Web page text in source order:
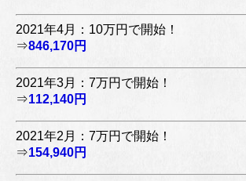
2021年4月：10万円で開始！
⇒846,170円
2021年3月：7万円で開始！
⇒112,140円
2021年2月：7万円で開始！
⇒154,940円